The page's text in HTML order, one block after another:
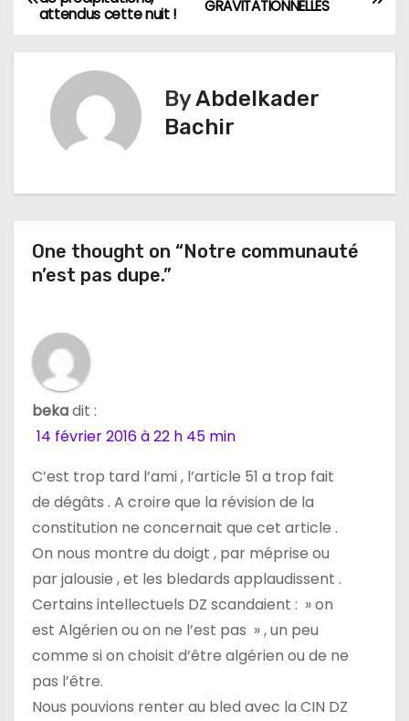
a
n
d
e
a
r
t
c
GRAVITATIONNELLES
attendus cette nuit !
ByAbdelkader
Bachir
One thought on “Notre communauté
n’est pas dupe.”
bekadit :
14 février 2016 à 22 h 45 min
C’est trop tard l’ami , l’article 51 a trop fait
de dégâts . A croire que la révision de la
constitution ne concernait que cet article .
On nous montre du doigt , par méprise ou
par jalousie , et les bledards applaudissent .
Certains intellectuels DZ scandaient : » on
est Algérien ou on ne l’est pas » , un peu
comme si on choisit d’être algérien ou de ne
pas l’être.
Nous pouvions renter au bled avec la CIN DZ